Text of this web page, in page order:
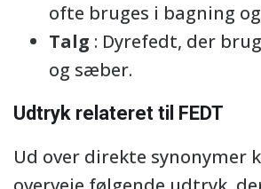
ofte bruges i bagning
Talg : Dyrefedt, der
og sæber.
Udtryk relateret til FEDT
Ud over direkte synonymer